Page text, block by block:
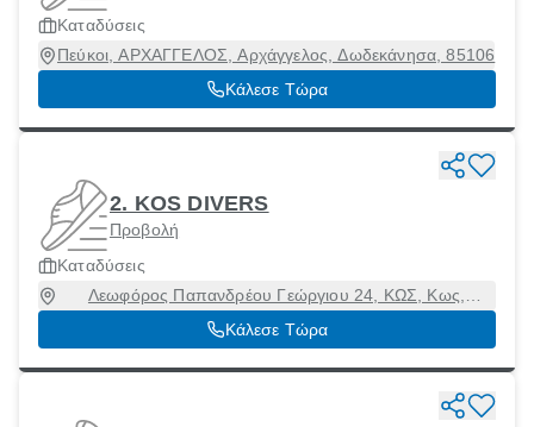
Καταδύσεις
Πεύκοι, ΑΡΧΑΓΓΕΛΟΣ, Αρχάγγελος, Δωδεκάνησα, 85106
Κάλεσε Τώρα
2. KOS DIVERS
Προβολή
Καταδύσεις
Λεωφόρος Παπανδρέου Γεώργιου 24, ΚΩΣ, Κως,
Δωδεκάνησα, 85300
Κάλεσε Τώρα